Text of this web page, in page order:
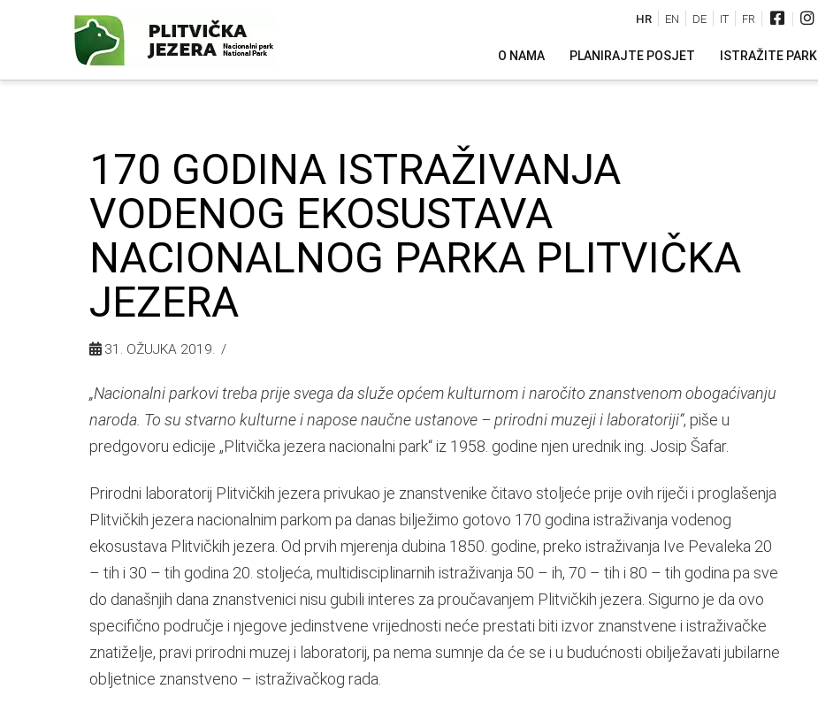
|
HR EN DE IT FR
O NAMA PLANIRAJTE POSJET ISTRAŽITE PARK
170 GODINA ISTRAŽIVANJA
VODENOG EKOSUSTAVA
NACIONALNOG PARKA PLITVIČKA
JEZERA
31. OŽUJKA 2019.
„Nacionalni parkovi treba prije svega da služe općem kulturnom i naročito znanstvenom obogaćivanju
naroda. To su stvarno kulturne i napose naučne ustanove – prirodni muzeji i laboratoriji“, piše u
predgovoru edicije „Plitvička jezera nacionalni park“ iz 1958. godine njen urednik ing. Josip Šafar.
Prirodni laboratorij Plitvičkih jezera privukao je znanstvenike čitavo stoljeće prije ovih riječi i proglašenja
Plitvičkih jezera nacionalnim parkom pa danas bilježimo gotovo 170 godina istraživanja vodenog
ekosustava Plitvičkih jezera. Od prvih mjerenja dubina 1850. godine, preko istraživanja Ive Pevaleka 20
– tih i 30 – tih godina 20. stoljeća, multidisciplinarnih istraživanja 50 – ih, 70 – tih i 80 – tih godina pa sve
do današnjih dana znanstvenici nisu gubili interes za proučavanjem Plitvičkih jezera. Sigurno je da ovo
specifično područje i njegove jedinstvene vrijednosti neće prestati biti izvor znanstvene i istraživačke
znatiželje, pravi prirodni muzej i laboratorij, pa nema sumnje da će se i u budućnosti obilježavati jubilarne
obljetnice znanstveno – istraživačkog rada.